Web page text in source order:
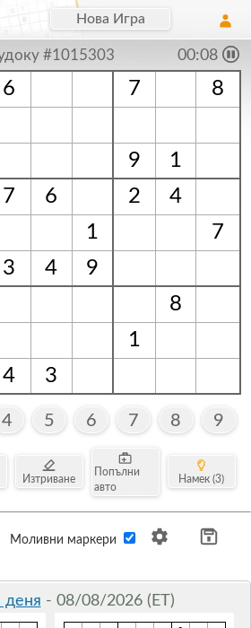
Нова Игра
#1015303 00:09
6 7
8
9
1
7 6 2
4
1
7
3 4
9
8
1
4
3
4 5 6 7 8 9
Изтриване
Попълни
авто
Намек (3)
Моливни маркери
деня - 08/08/2026 (ET)